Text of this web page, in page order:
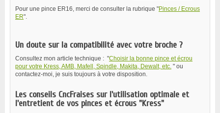
Pour une pince ER16, merci de consulter la rubrique "Pinces / Ecrous
ER".
Un doute sur la compatibilité avec votre broche ?
Consultez mon article technique : "Choisir la bonne pince et écrou
pour votre Kress, AMB, Mafell, Spindle, Makita, Dewalt, etc. " ou
contactez-moi, je suis toujours à votre disposition.
Les conseils CncFraises sur l'utilisation optimale et
l'entretient de vos pinces et écrous "Kress"